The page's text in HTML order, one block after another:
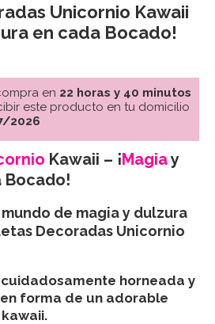
Unicornio Kawaii
en cada Bocado!
en 22 horas y 40 minutos
este producto en tu domicilio
2026
Kawaii – ¡Magiay
Bocado!
de magia y dulzura
Decoradas Unicornio
horneada y
forma de un adorable